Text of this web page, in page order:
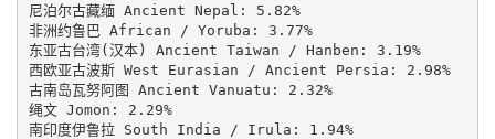
尼泊尔古藏缅 Ancient Nepal: 5.82%
非洲约鲁巴 African / Yoruba: 3.77%
东亚古台湾(汉本) Ancient Taiwan / Hanben: 3.19%
西欧亚古波斯 West Eurasian / Ancient Persia: 2.98%
古南岛瓦努阿图 Ancient Vanuatu: 2.32%
绳文 Jomon: 2.29%
南印度伊鲁拉 South India / Irula: 1.94%